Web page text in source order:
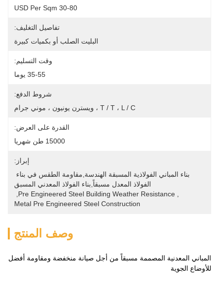
30-80 USD Per Sqm
تفاصيل التغليف:
البليت الصلب أو بكميات كبيرة
وقت التسليم:
35-55 يوما
شروط الدفع:
T / T ، L / C ، ويسترن يونيون ، موني جرام
القدرة على العرض:
15000 طن شهريا
إبراز:
الفولاذ المعدل مسبقاً,بناء الفولاذ المعدني المسبق
Pre Engineered Steel Building Weather Resistance
Metal Pre Engineered Steel Construction
وصف المنتج
المباني المعدنية المصممة مسبقاً من أجل صيانة منخفضة ومقاومة أفضل
للأوضاع الجوية